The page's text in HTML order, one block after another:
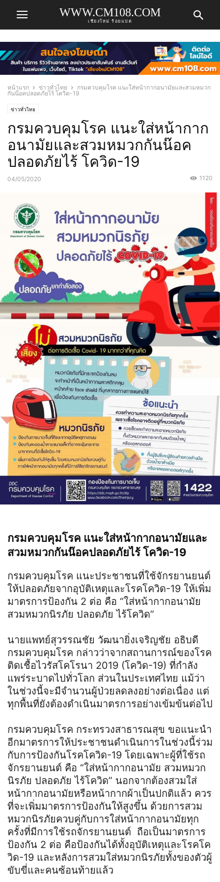
WWW.CM108.COM
เชียงใหม่ ร้อยแปด
หน้าแรก ข่าวทั่วไทย
กรมควบคุมโรค แนะใส่หน้ากากอนามัยและสวมหมวก
กันน๊อคปลอดภัยไร้ โควิด-19
ข่าวทั่วไทย
กรมควบคุมโรค แนะใส่หน้ากาก
อนามัยและสวมหมวกกันน๊อค
ปลอดภัยไร้ โควิด-19
04/05/2020 1120
กรมควบคุมโรค แนะใส่หน้ากากอนามัยและ
สวมหมวกกันน๊อคปลอดภัยไร้ โควิด-19
กรมควบคุมโรค แนะประชาชนที่ใช้จักรยานยนต์
ให้ปลอดภัยจากอุบัติเหตุและโรคโควิด-19 ให้เพิ่ม
มาตรการป้องกัน 2 ต่อ คือ “ใส่หน้ากากอนามัย
สวมหมวกนิรภัย ปลอดภัย ไร้โควิด”
นายแพทย์สุวรรณชัย วัฒนายิ่งเจริญชัย อธิบดี
กรมควบคุมโรค กล่าวว่าจากสถานการณ์ของโรค
ติดเชื้อไวรัสโคโรนา 2019 (โควิด-19) ที่กำลัง
แพร่ระบาดไปทั่วโลก ส่วนในประเทศไทย แม้ว่า
ในช่วงนี้จะมีจำนวนผู้ป่วยลดลงอย่างต่อเนื่อง แต่
ทุกพื้นที่ยังต้องดำเนินมาตรการอย่างเข้มข้นต่อไป
กรมควบคุมโรค กระทรวงสาธารณสุข ขอแนะนำ
อีกมาตรการให้ประชาชนดำเนินการในช่วงนี้ร่วม
กับการป้องกันโรคโควิด-19 โดยเฉพาะผู้ที่ใช้รถ
จักรยานยนต์ คือ “ใส่หน้ากากอนามัย สวมหมวก
นิรภัย ปลอดภัย ไร้โควิด” นอกจากต้องสวมใส่
หน้ากากอนามัยหรือหน้ากากผ้าเป็นปกติแล้ว ควร
ที่จะเพิ่มมาตรการป้องกันให้สูงขึ้น ด้วยการสวม
หมวกนิรภัยควบคู่กับการใส่หน้ากากอนามัยทุก
ครั้งที่มีการใช้รถจักรยานยนต์ ถือเป็นมาตรการ
ป้องกัน 2 ต่อ คือป้องกันได้ทั้งอุบัติเหตุและโรคโค
วิด-19 และหลังการสวมใส่หมวกนิรภัยทั้งของตัวผู้
ขับขี่และคนซ้อนท้ายแล้ว